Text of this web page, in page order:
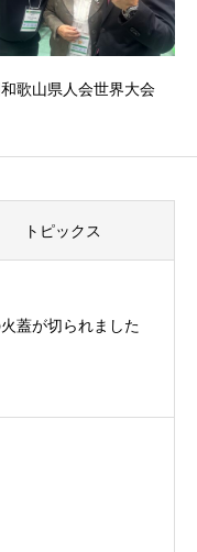
歌山県人会世界大会
トピックス
蓋が切られました